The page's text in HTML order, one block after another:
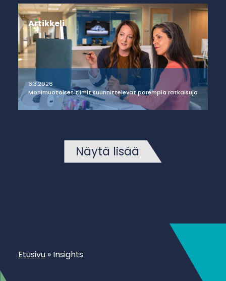
Artikkeli
6.3.2026
Monimuotoiset tiimit suunnittelevat parempia ratkaisuja
Näytä lisää
Etusivu » Insights